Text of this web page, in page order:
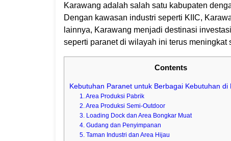
Karawang adalah salah satu kabupaten
Dengan kawasan industri seperti KIIC,
lainnya, Karawang menjadi destinasi
seperti paranet di wilayah ini terus meningkat
Contents
Kebutuhan Paranet untuk Berbagai Kebutuhan di
1. Area Produksi Pabrik
2. Area Produksi Semi-Outdoor
3. Loading Dock dan Area Bongkar Muat
4. Gudang dan Penyimpanan
5. Taman Industri dan Area Hijau